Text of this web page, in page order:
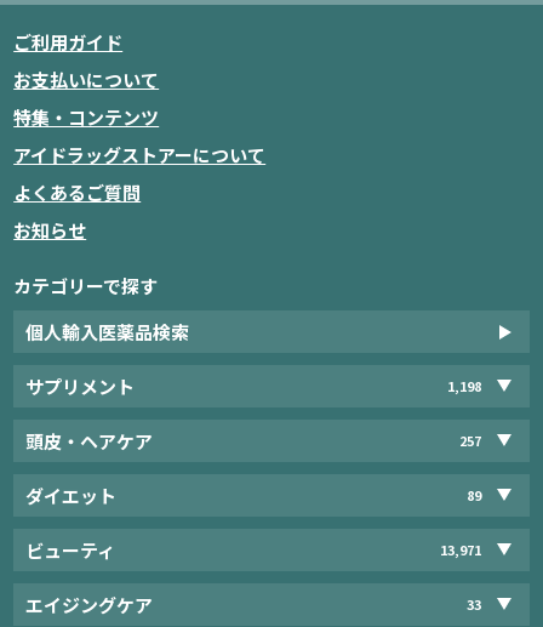
ご利用ガイド
お支払いについて
特集・コンテンツ
アイドラッグストアーについて
よくあるご質問
お知らせ
カテゴリーで探す
個人輸入医薬品検索
サプリメント 1,198
頭皮・ヘアケア 257
ダイエット 89
ビューティ 13,971
エイジングケア 33